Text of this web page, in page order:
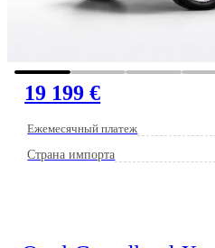
19 199 €
Ежемесячный платеж
Страна импорта